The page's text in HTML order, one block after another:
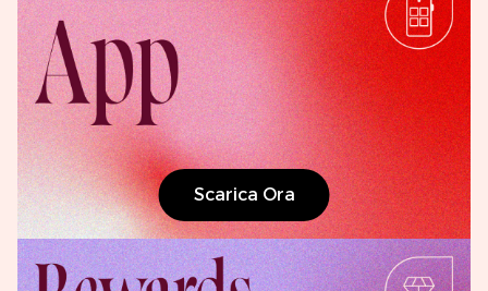
Scarica Ora